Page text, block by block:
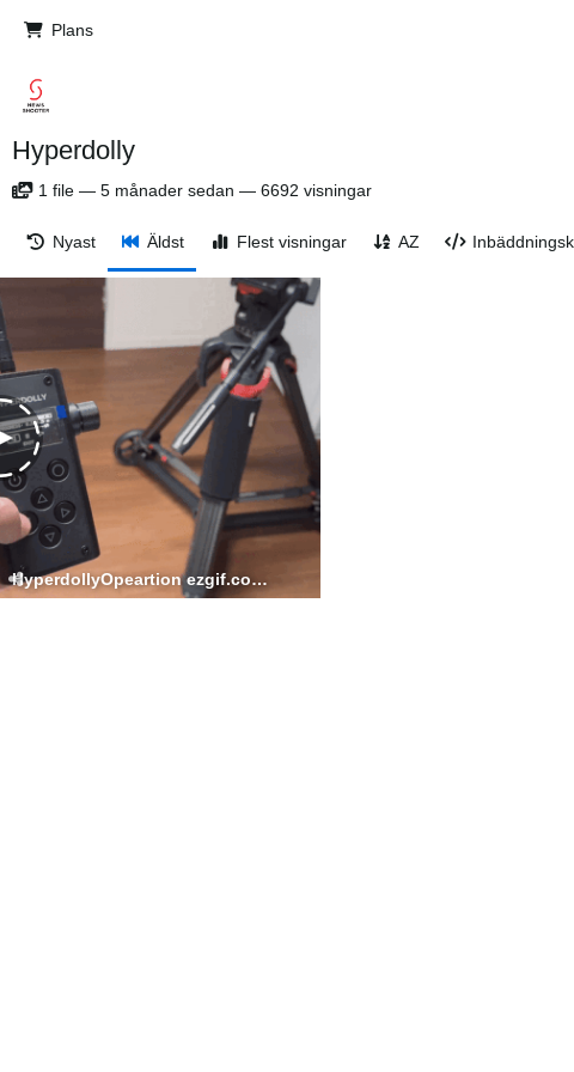
Plans
Hyperdolly
1 file — 5 månader sedan — 6692 visningar
Nyast Äldst Flest visningar AZ
HyperdollyOpeartion ezgif.com video to gif converter